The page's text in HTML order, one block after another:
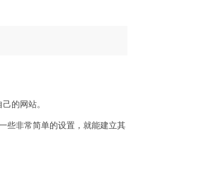
的网站。
些非常简单的设置，就能建立其